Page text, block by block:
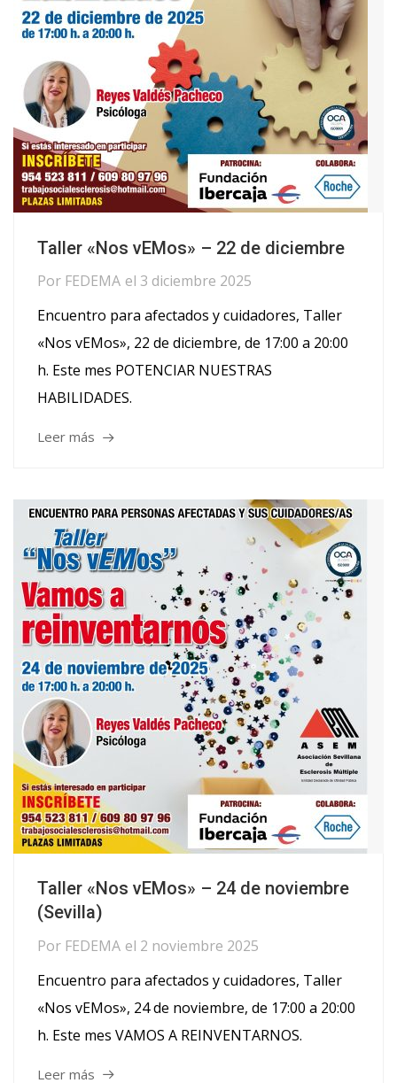
Taller «Nos vEMos» – 22 de diciembre
Por FEDEMA el 3 diciembre 2025
Encuentro para afectados y cuidadores, Taller
«Nos vEMos», 22 de diciembre, de 17:00 a 20:00
h. Este mes POTENCIAR NUESTRAS
HABILIDADES.
Leer más
Taller «Nos vEMos» – 24 de noviembre
(Sevilla)
Por FEDEMA el 2 noviembre 2025
Encuentro para afectados y cuidadores, Taller
«Nos vEMos», 24 de noviembre, de 17:00 a 20:00
h. Este mes VAMOS A REINVENTARNOS.
Leer más